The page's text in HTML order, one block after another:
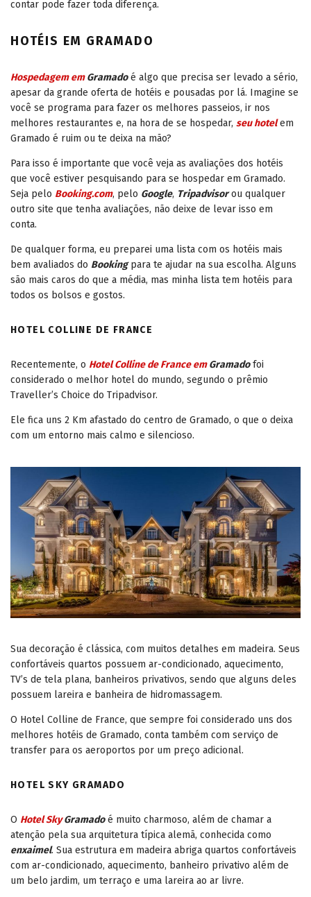
contar pode fazer toda diferença.
HOTÉIS EM GRAMADO
Hospedagem emGramadoé algo que precisa ser levado a sério,
apesar da grande oferta de hotéis e pousadas por lá. Imagine se
você se programa para fazer os melhores passeios, ir nos
melhores restaurantes e, na hora de se hospedar, seu hotelem
Gramado é ruim ou te deixa na mão?
Para isso é importante que você veja as avaliações dos hotéis
que você estiver pesquisando para se hospedar em Gramado.
Seja pelo Booking.com, pelo Google, Tripadvisorou qualquer
outro site que tenha avaliações, não deixe de levar isso em
conta.
De qualquer forma, eu preparei uma lista com os hotéis mais
bem avaliados do Bookingpara te ajudar na sua escolha. Alguns
são mais caros do que a média, mas minha lista tem hotéis para
todos os bolsos e gostos.
HOTEL COLLINE DE FRANCE
Recentemente, o Hotel Colline de France emGramadofoi
considerado o melhor hotel do mundo, segundo o prêmio
Traveller’s Choice do Tripadvisor.
Ele fica uns 2 Km afastado do centro de Gramado, o que o deixa
com um entorno mais calmo e silencioso.
Sua decoração é clássica, com muitos detalhes em madeira. Seus
confortáveis quartos possuem ar-condicionado, aquecimento,
TV’s de tela plana, banheiros privativos, sendo que alguns deles
possuem lareira e banheira de hidromassagem.
O Hotel Colline de France, que sempre foi considerado uns dos
melhores hotéis de Gramado, conta também com serviço de
transfer para os aeroportos por um preço adicional.
HOTEL SKY GRAMADO
O Hotel SkyGramadoé muito charmoso, além de chamar a
atenção pela sua arquitetura típica alemã, conhecida como
enxaimel. Sua estrutura em madeira abriga quartos confortáveis
com ar-condicionado, aquecimento, banheiro privativo além de
um belo jardim, um terraço e uma lareira ao ar livre.